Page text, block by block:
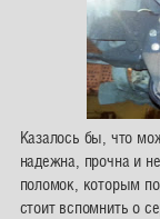
Казалось бы, что
надежна, прочна и
поломок, которым
стоит вспомнить о